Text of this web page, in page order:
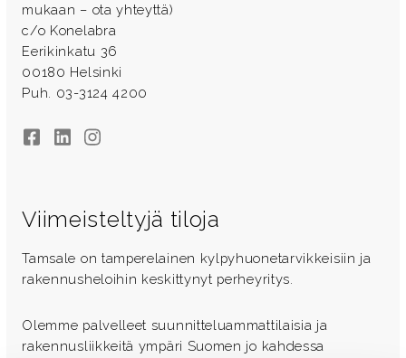
mukaan – ota yhteyttä)
c/o Konelabra
Eerikinkatu 36
00180 Helsinki
Puh. 03-3124 4200
FacebookLinkedInInstagram
Viimeisteltyjä tiloja
Tamsale on tamperelainen kylpyhuonetarvikkeisiin ja
rakennusheloihin keskittynyt perheyritys.
Olemme palvelleet suunnitteluammattilaisia ja
rakennusliikkeitä ympäri Suomen jo kahdessa